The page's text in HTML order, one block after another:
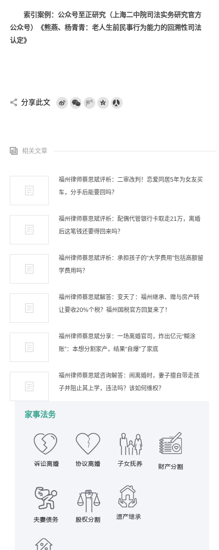
索引案例：公众号至正研究（上海二中院司法实务研究官方
公众号）《熊燕、杨青青：老人生前民事行为能力的回溯性司法
认定》
分享此文
相关文章
福州律师蔡思斌评析：二审改判！恋爱同居5年为女友买
车，分手后能要回吗？
福州律师蔡思斌评析：配偶代管银行卡取走21万，离婚
后这笔钱还要得回来吗？
福州律师蔡思斌评析：承担孩子的“大学费用”包括高额留
学费用吗？
福州律师蔡思斌解答：变天了：福州继承、赠与房产转
让要收20%个税？福州国税官方回复来了！
福州律师蔡思斌分享：一场离婚官司，炸出亿元“糊涂
账”：本想分割家产，结果“自爆”了家底
福州律师蔡思斌咨询解答：闹离婚时，妻子擅自带走孩
子并阻止其上学，违法吗？该如何维权？
家事法务